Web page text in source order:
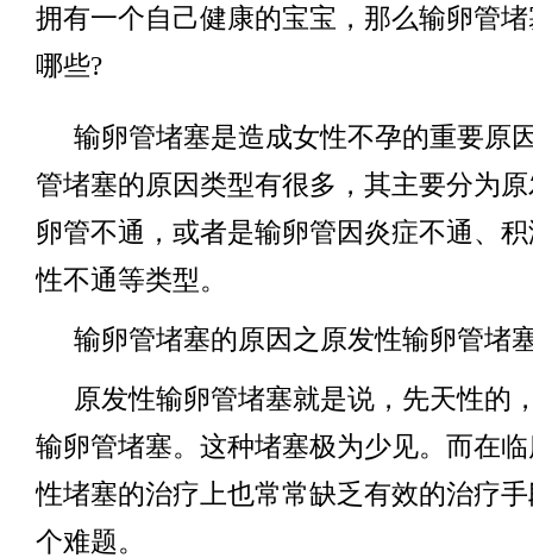
拥有一个自己健康的宝宝，那么输卵管
哪些?
输卵管堵塞是造成女性不孕的重要原
管堵塞的原因类型有很多，其主要分为
卵管不通，或者是输卵管因炎症不通、
性不通等类型。
输卵管堵塞的原因之原发性输卵管堵
原发性输卵管堵塞就是说，先天性的
输卵管堵塞。这种堵塞极为少见。而在
性堵塞的治疗上也常常缺乏有效的治疗
个难题。